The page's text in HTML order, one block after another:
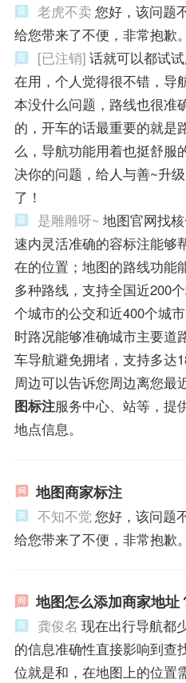
老虎不卖 您好，该问题
给您带来了不便，非常抱歉。
[已注销] 话就可以都试
在用，个人觉得很不错，导
本没什么问题，路线也很准
的，开车的话最重要的就是
么，导航功能用着也挺舒服
决你的问题，给人与善~升
了！
是雕雕呀~ 地图官网找
速内灵活准确的容标注能够
在的位置；地图的路线功能
多种路线，支持全国近200
个城市的公交和近400个城
时路况能够准确城市主要道
车导航避免拥堵，支持多达
周边可以告诉您周边离您最
图标注服务中心、站等，提
地点信息。
地图商家标注
不知不觉您好，该问题
给您带来了不便，非常抱歉。
地图怎么添加商家地址
龚俊名 现在出行导航都
的信息准确性直接影响到查
位就是和，在地图上的位置